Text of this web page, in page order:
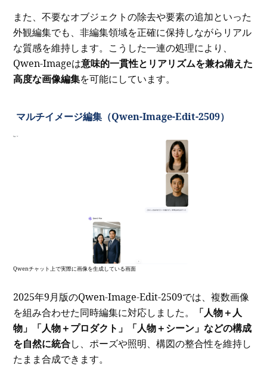
また、不要なオブジェクトの除去や要素の追加といった
外観編集でも、非編集領域を正確に保持しながらリアル
な質感を維持します。こうした一連の処理により、
Qwen-Imageは意味的一貫性とリアリズムを兼ね備えた
高度な画像編集を可能にしています。
マルチイメージ編集（Qwen-Image-Edit-2509）
Qwenチャット上で実際に画像を生成している画面
2025年9月版のQwen-Image-Edit-2509では、複数画像
を組み合わせた同時編集に対応しました。
「人物＋人
物」「人物＋プロダクト」「人物＋シーン」などの構成
を自然に統合し、ポーズや照明、構図の整合性を維持し
たまま合成できます。